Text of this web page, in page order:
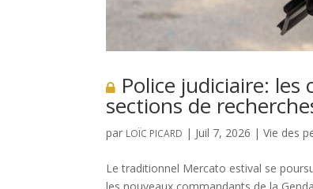
Police judiciaire: les
sections de
par LOÏC PICARD | Juil 7, 2026 |Vie des
Le traditionnel Mercato estival se